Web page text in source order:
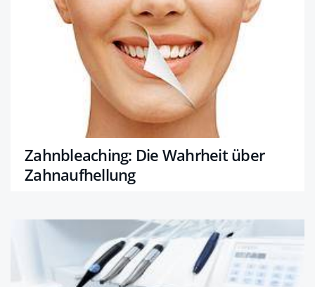
Zahnbleaching: Die Wahrheit über
Zahnaufhellung